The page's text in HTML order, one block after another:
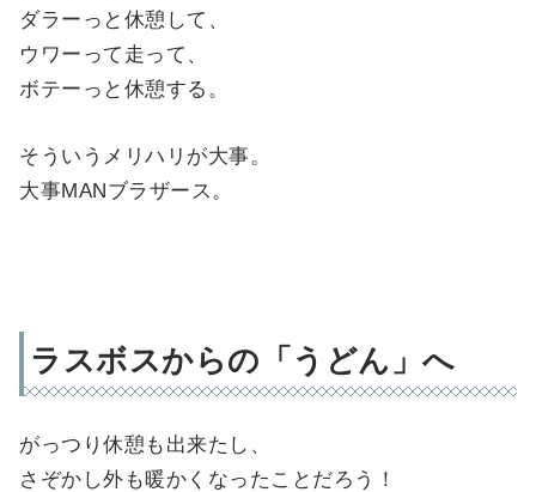
ダラーっと休憩して、
ウワーって走って、
ボテーっと休憩する。
そういうメリハリが大事。
大事MANブラザース。
ラスボスからの「うどん」へ
がっつり休憩も出来たし、
さぞかし外も暖かくなったことだろう！